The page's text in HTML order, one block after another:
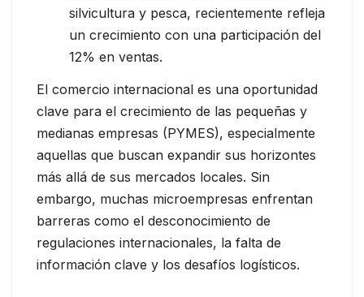
silvicultura y pesca, recientemente refleja
un crecimiento con una participación del
12% en ventas.
El comercio internacional es una oportunidad
clave para el crecimiento de las pequeñas y
medianas empresas (PYMES), especialmente
aquellas que buscan expandir sus horizontes
más allá de sus mercados locales. Sin
embargo, muchas microempresas enfrentan
barreras como el desconocimiento de
regulaciones internacionales, la falta de
información clave y los desafíos logísticos.